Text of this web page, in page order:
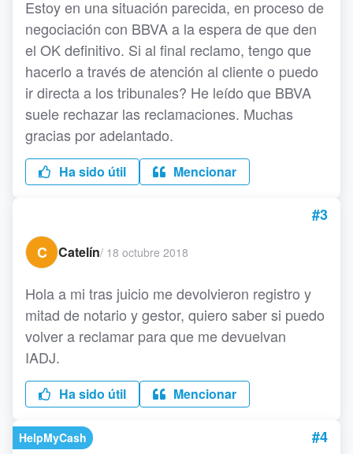
Estoy en una situación parecida, en proceso de
negociación con BBVA a la espera de que den
el OK definitivo. Si al final reclamo, tengo que
hacerlo a través de atención al cliente o puedo
ir directa a los tribunales? He leído que BBVA
suele rechazar las reclamaciones. Muchas
gracias por adelantado.
Ha sido útil Mencionar
#3
C
Catelín/ 18 octubre 2018
Hola a mi tras juicio me devolvieron registro y
mitad de notario y gestor, quiero saber si puedo
volver a reclamar para que me devuelvan
IADJ.
Ha sido útil Mencionar
HelpMyCash #4